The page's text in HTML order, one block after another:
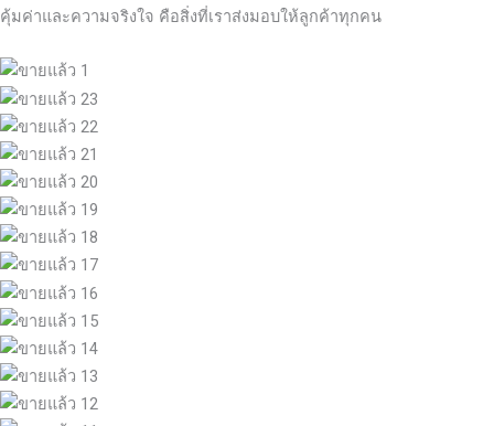
คุ้มค่าและความจริงใจ คือสิ่งที่เราส่งมอบให้ลูกค้าทุกคน